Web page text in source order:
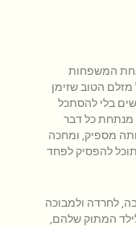
המשפחות
מזלם הטוב שזימן
בלי להסתכל
מנתחת כל דבר
מספיק, ומחכה
להפסיק לפחד
לחרדה ולמבוכה
המתוק שלהם,